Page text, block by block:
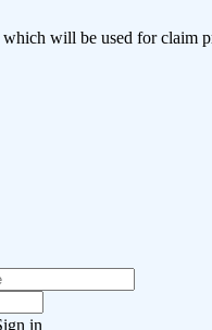
will be used for claim
in